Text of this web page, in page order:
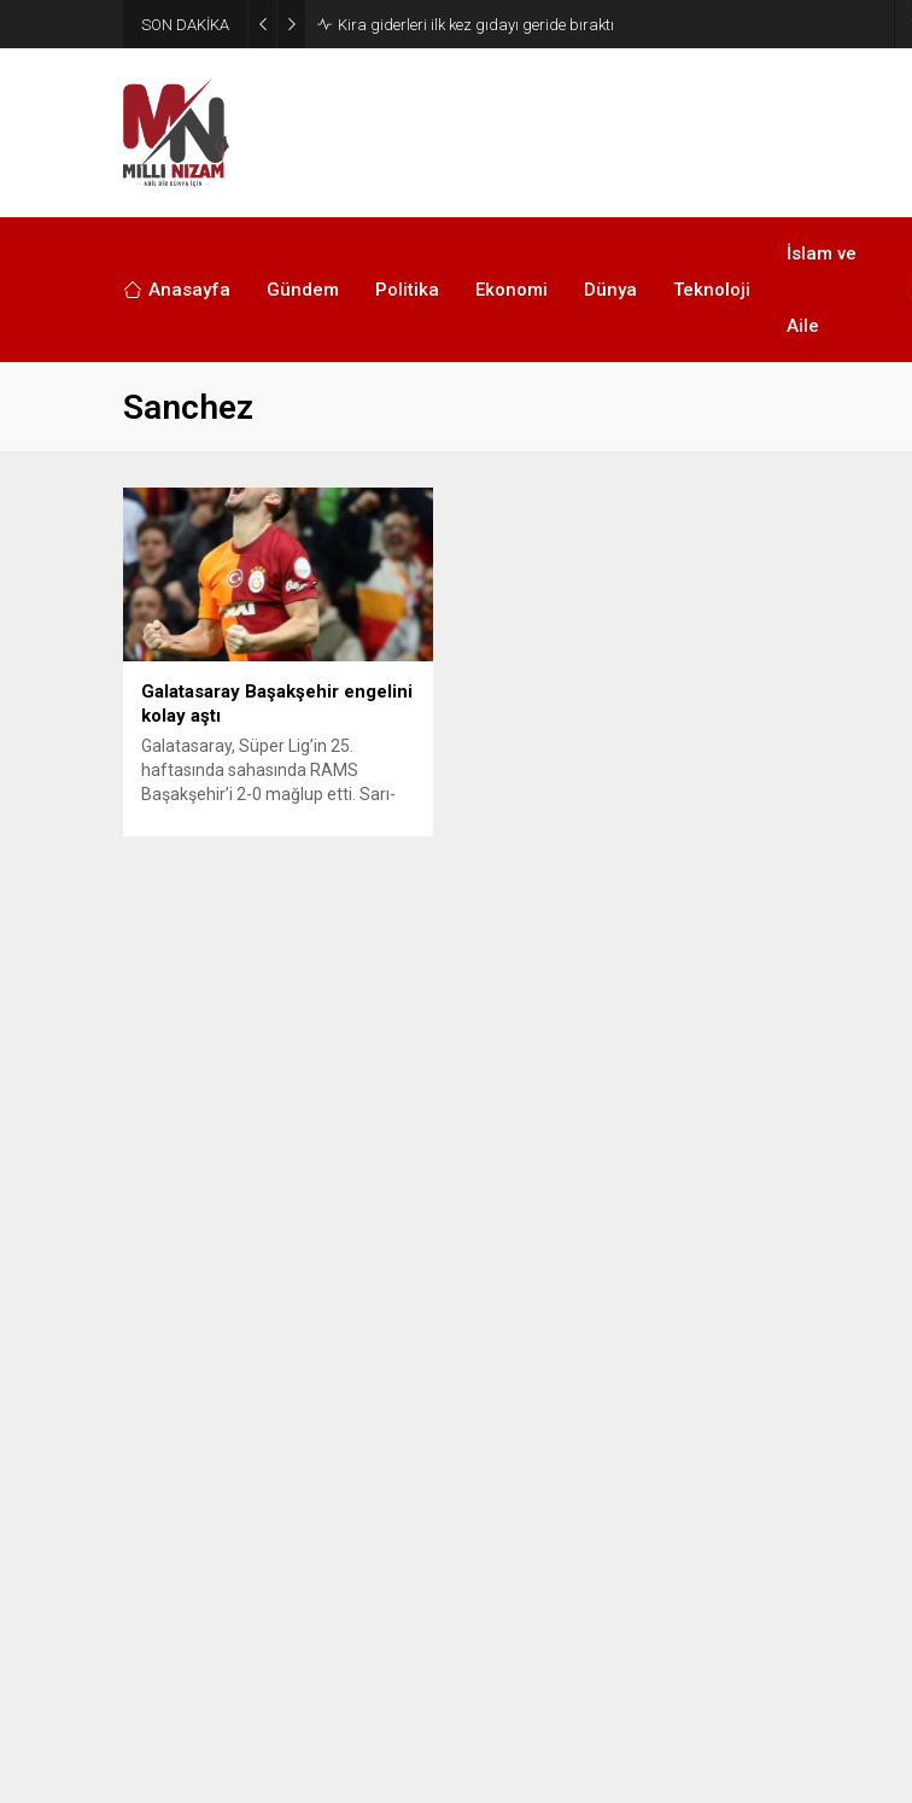
SON DAKİKA 24 Yıllık Hasret Acı Başladı: Türkiye Avustralya’ya 2-0 Mağlup Oldu
Anasayfa Gündem Politika Ekonomi Dünya Teknoloji
İslam ve
Aile
Sanchez
Galatasaray Başakşehir engelini
kolay aştı
Galatasaray, Süper Lig’in 25.
haftasında sahasında RAMS
Başakşehir’i 2-0 mağlup etti. Sarı-